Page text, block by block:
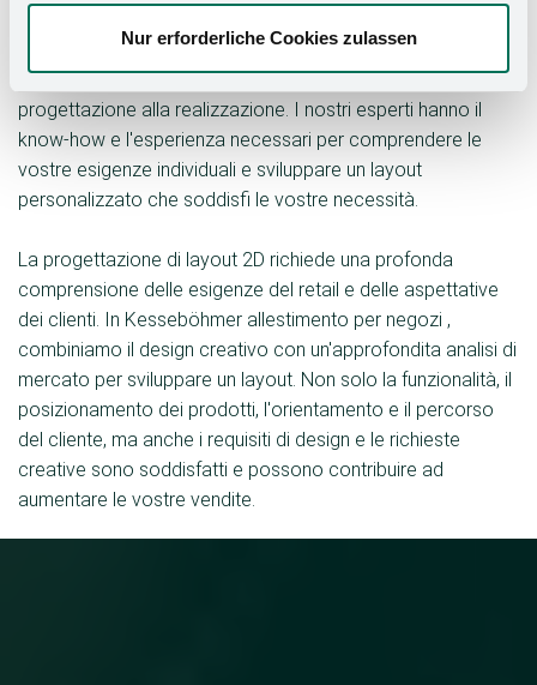
Nur erforderliche Cookies zulassen
GmbH, specializzato nella progettazione di spazi
commerciali. Siamo al vostro fianco in ogni fase, dalla
progettazione alla realizzazione. I nostri esperti hanno il
know-how e l'esperienza necessari per comprendere le
vostre esigenze individuali e sviluppare un layout
personalizzato che soddisfi le vostre necessità.
La progettazione di layout 2D richiede una profonda
comprensione delle esigenze del retail e delle aspettative
dei clienti. In Kesseböhmer allestimento per negozi ,
combiniamo il design creativo con un'approfondita analisi di
mercato per sviluppare un layout. Non solo la funzionalità, il
posizionamento dei prodotti, l'orientamento e il percorso
del cliente, ma anche i requisiti di design e le richieste
creative sono soddisfatti e possono contribuire ad
aumentare le vostre vendite.